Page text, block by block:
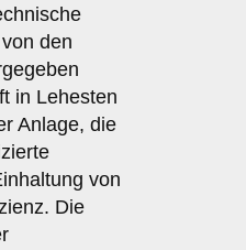
den
in Lehesten
Anlage, die
von
Die